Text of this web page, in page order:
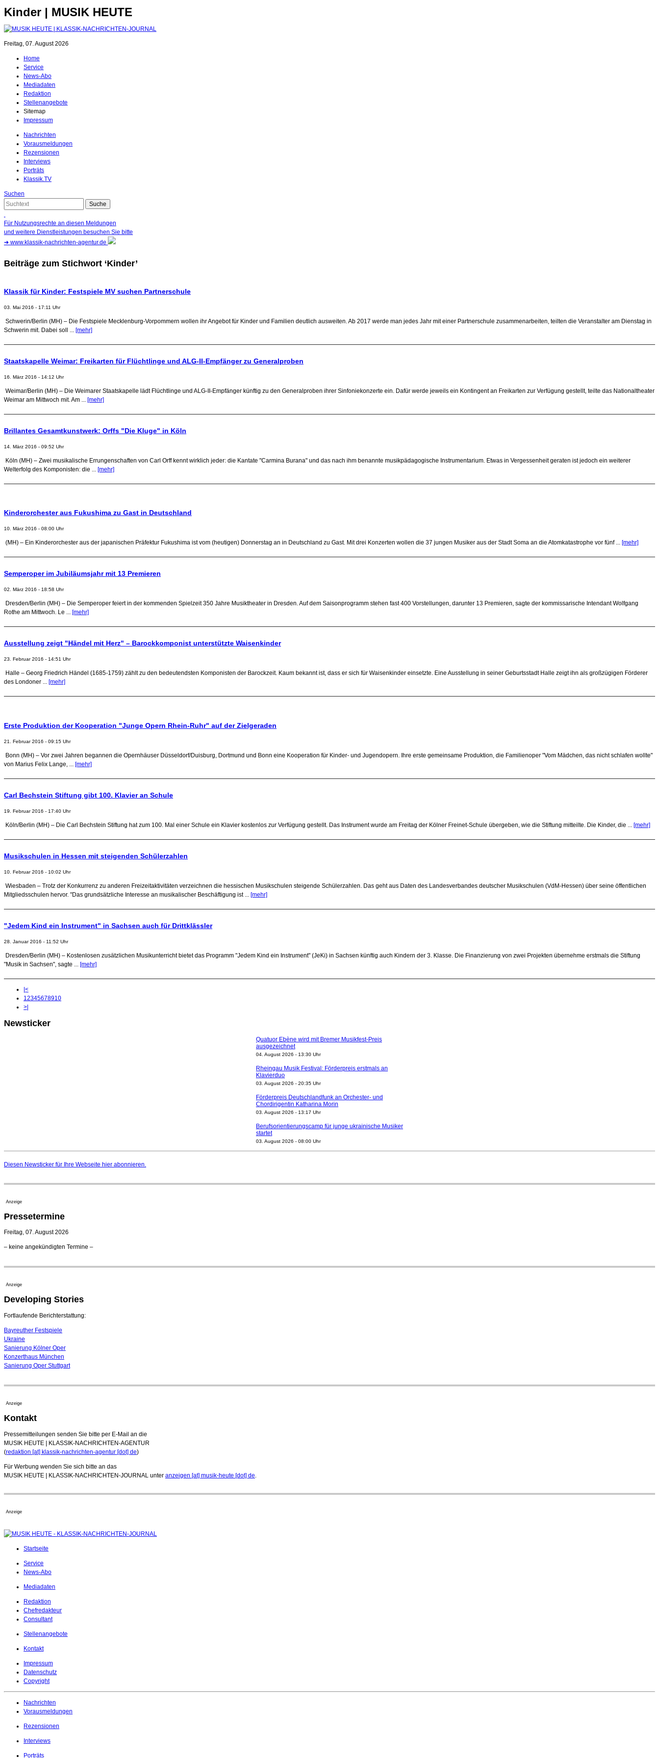
Kinder | MUSIK HEUTE
Freitag, 07. August 2026
Home
Service
News-Abo
Mediadaten
Redaktion
Stellenangebote
Sitemap
Impressum
Nachrichten
Vorausmeldungen
Rezensionen
Interviews
Porträts
Klassik.TV
Suchen
Für Nutzungsrechte an diesen Meldungen
und weitere Dienstleistungen besuchen Sie bitte
➜ www.klassik-nachrichten-agentur.de
Beiträge zum Stichwort ‘Kinder’
Klassik für Kinder: Festspiele MV suchen Partnerschule
03. Mai 2016 - 17:11 Uhr
Schwerin/Berlin (MH) – Die Festspiele Mecklenburg-Vorpommern wollen ihr Angebot für Kinder und Familien deutlich ausweiten. Ab 2017 werde man jedes Jahr mit einer Partnerschule zusammenarbeiten, teilten die Veranstalter am Dienstag in
Schwerin mit. Dabei soll ... [mehr]
Staatskapelle Weimar: Freikarten für Flüchtlinge und ALG-II-Empfänger zu Generalproben
16. März 2016 - 14:12 Uhr
Weimar/Berlin (MH) – Die Weimarer Staatskapelle lädt Flüchtlinge und ALG-II-Empfänger künftig zu den Generalproben ihrer Sinfoniekonzerte ein. Dafür werde jeweils ein Kontingent an Freikarten zur Verfügung gestellt, teilte das Nationaltheater
Weimar am Mittwoch mit. Am ... [mehr]
Brillantes Gesamtkunstwerk: Orffs "Die Kluge" in Köln
14. März 2016 - 09:52 Uhr
Köln (MH) – Zwei musikalische Errungenschaften von Carl Orff kennt wirklich jeder: die Kantate "Carmina Burana" und das nach ihm benannte musikpädagogische Instrumentarium. Etwas in Vergessenheit geraten ist jedoch ein weiterer
Welterfolg des Komponisten: die ... [mehr]
Kinderorchester aus Fukushima zu Gast in Deutschland
10. März 2016 - 08:00 Uhr
(MH) – Ein Kinderorchester aus der japanischen Präfektur Fukushima ist vom (heutigen) Donnerstag an in Deutschland zu Gast. Mit drei Konzerten wollen die 37 jungen Musiker aus der Stadt Soma an die Atomkatastrophe vor fünf ... [mehr]
Semperoper im Jubiläumsjahr mit 13 Premieren
02. März 2016 - 18:58 Uhr
Dresden/Berlin (MH) – Die Semperoper feiert in der kommenden Spielzeit 350 Jahre Musiktheater in Dresden. Auf dem Saisonprogramm stehen fast 400 Vorstellungen, darunter 13 Premieren, sagte der kommissarische Intendant Wolfgang
Rothe am Mittwoch. Le ... [mehr]
Ausstellung zeigt "Händel mit Herz" – Barockkomponist unterstützte Waisenkinder
23. Februar 2016 - 14:51 Uhr
Halle – Georg Friedrich Händel (1685-1759) zählt zu den bedeutendsten Komponisten der Barockzeit. Kaum bekannt ist, dass er sich für Waisenkinder einsetzte. Eine Ausstellung in seiner Geburtsstadt Halle zeigt ihn als großzügigen Förderer
des Londoner ... [mehr]
Erste Produktion der Kooperation "Junge Opern Rhein-Ruhr" auf der Zielgeraden
21. Februar 2016 - 09:15 Uhr
Bonn (MH) – Vor zwei Jahren begannen die Opernhäuser Düsseldorf/Duisburg, Dortmund und Bonn eine Kooperation für Kinder- und Jugendopern. Ihre erste gemeinsame Produktion, die Familienoper "Vom Mädchen, das nicht schlafen wollte"
von Marius Felix Lange, ... [mehr]
Carl Bechstein Stiftung gibt 100. Klavier an Schule
19. Februar 2016 - 17:40 Uhr
Köln/Berlin (MH) – Die Carl Bechstein Stiftung hat zum 100. Mal einer Schule ein Klavier kostenlos zur Verfügung gestellt. Das Instrument wurde am Freitag der Kölner Freinet-Schule übergeben, wie die Stiftung mitteilte. Die Kinder, die ... [mehr]
Musikschulen in Hessen mit steigenden Schülerzahlen
10. Februar 2016 - 10:02 Uhr
Wiesbaden – Trotz der Konkurrenz zu anderen Freizeitaktivitäten verzeichnen die hessischen Musikschulen steigende Schülerzahlen. Das geht aus Daten des Landesverbandes deutscher Musikschulen (VdM-Hessen) über seine öffentlichen
Mitgliedsschulen hervor. "Das grundsätzliche Interesse an musikalischer Beschäftigung ist ... [mehr]
"Jedem Kind ein Instrument" in Sachsen auch für Drittklässler
28. Januar 2016 - 11:52 Uhr
Dresden/Berlin (MH) – Kostenlosen zusätzlichen Musikunterricht bietet das Programm "Jedem Kind ein Instrument" (JeKi) in Sachsen künftig auch Kindern der 3. Klasse. Die Finanzierung von zwei Projekten übernehme erstmals die Stiftung
"Musik in Sachsen", sagte ... [mehr]
|<
1 2345678910
>|
Newsticker
Quatuor Ebène wird mit Bremer Musikfest-Preis
ausgezeichnet
04. August 2026 - 13:30 Uhr
Rheingau Musik Festival: Förderpreis erstmals an
Klavierduo
03. August 2026 - 20:35 Uhr
Förderpreis Deutschlandfunk an Orchester- und
Chordirigentin Katharina Morin
03. August 2026 - 13:17 Uhr
Berufsorientierungscamp für junge ukrainische Musiker
startet
03. August 2026 - 08:00 Uhr
Regensburger Generalmusikdirektor Stefan Veselka
Diesen Newsticker für Ihre Webseite hier abonnieren.
Anzeige
Pressetermine
Freitag, 07. August 2026
– keine angekündigten Termine –
Anzeige
Developing Stories
Fortlaufende Berichterstattung:
Bayreuther Festspiele
Ukraine
Sanierung Kölner Oper
Konzerthaus München
Sanierung Oper Stuttgart
Anzeige
Kontakt
Pressemitteilungen senden Sie bitte per E-Mail an die
MUSIK HEUTE | KLASSIK-NACHRICHTEN-AGENTUR
(redaktion [at] klassik-nachrichten-agentur [dot] de)
Für Werbung wenden Sie sich bitte an das
MUSIK HEUTE | KLASSIK-NACHRICHTEN-JOURNAL unter anzeigen [at] musik-heute [dot] de.
Anzeige
Startseite
Service
News-Abo
Mediadaten
Redaktion
Chefredakteur
Consultant
Stellenangebote
Kontakt
Impressum
Datenschutz
Copyright
Nachrichten
Vorausmeldungen
Rezensionen
Interviews
Porträts